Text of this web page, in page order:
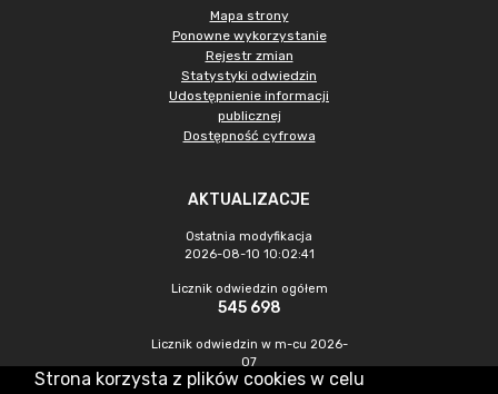
Mapa strony
Ponowne wykorzystanie
Rejestr zmian
Statystyki odwiedzin
Udostępnienie informacji
publicznej
Dostępność cyfrowa
AKTUALIZACJE
Ostatnia modyfikacja
2026-08-10 10:02:41
Licznik odwiedzin ogółem
545 698
Licznik odwiedzin w m-cu 2026-
07
1 714
Strona korzysta z plików cookies w celu